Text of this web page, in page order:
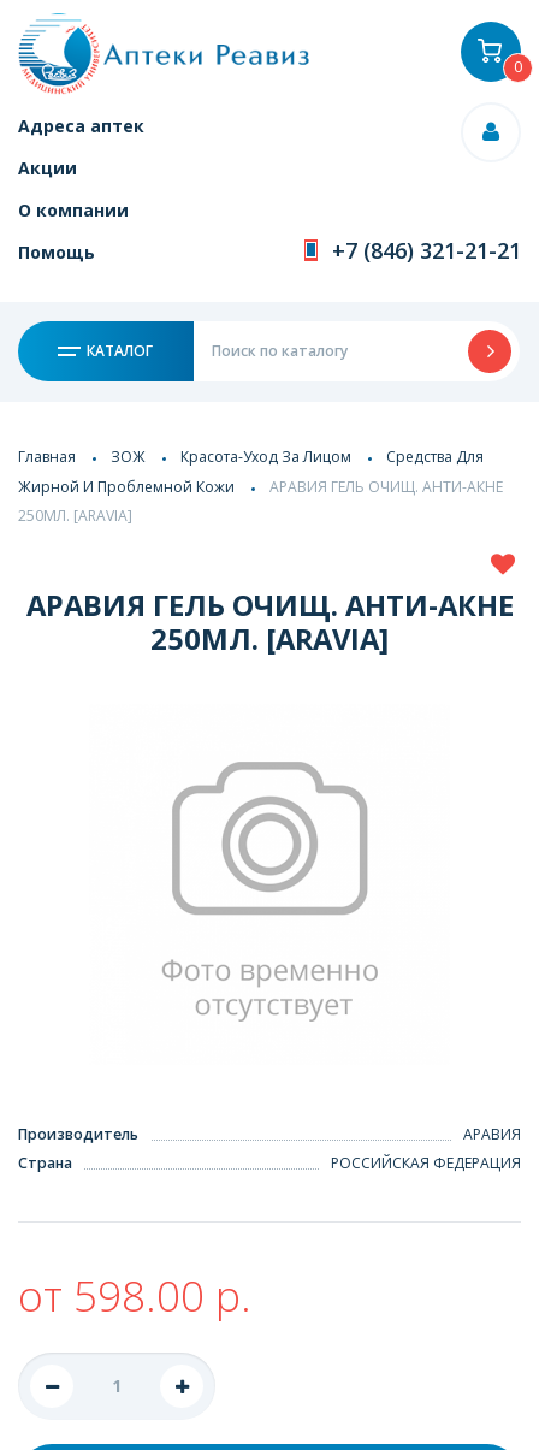
Адреса аптек
Акции
О компании
Помощь
+7 (846) 321-21-21
КАТАЛОГ
0
Главная ЗОЖ Красота-Уход За Лицом
Средства Для
Жирной И Проблемной Кожи
АРАВИЯ ГЕЛЬ ОЧИЩ. АНТИ-АКНЕ
250МЛ. [ARAVIA]
АРАВИЯ ГЕЛЬ ОЧИЩ. АНТИ-АКНЕ
250МЛ. [ARAVIA]
Производитель
АРАВИЯ
Страна
РОССИЙСКАЯ ФЕДЕРАЦИЯ
от 598.00 р.